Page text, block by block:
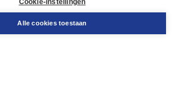
Alle cookies toestaan